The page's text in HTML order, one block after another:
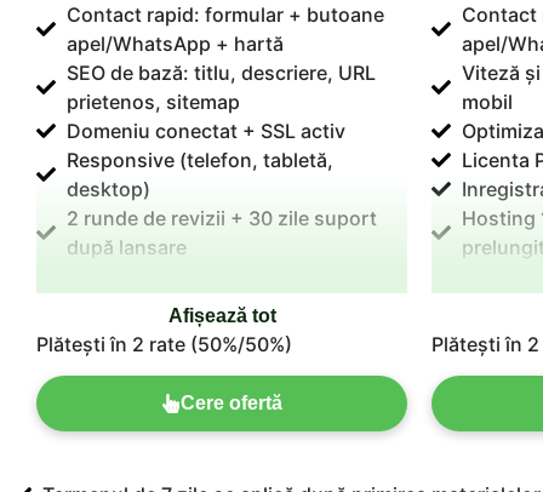
Contact rapid: formular + butoane
apel/WhatsApp + hartă
SEO de bază: titlu, descriere, URL
prietenos, sitemap
Domeniu conectat + SSL activ
Responsive (telefon, tabletă,
desktop)
2 runde de revizii + 30 zile suport
după lansare
prelungit dupa un an)
Afișează tot
Plătești în 2 rate (50%/50%)
Cere ofertă
Contact
apel/
Viteză
mobil
Licenta
Hosting
Plătești în